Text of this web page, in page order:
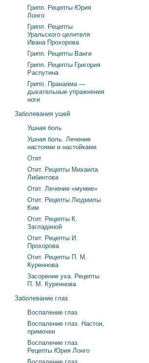
Грипп. Рецепты Юрия
Лонго
Грипп. Рецепты
Уральского целителя
Ивана Прохорова
Грипп. Рецепты Ванги
Грипп. Рецепты Григория
Распутина
Грипп. Пранаяма —
дыхательные упражнения
ноги
Заболевания ушей
Ушная боль
Ушная боль. Лечение
настоями и настойками
Отит
Отит. Рецепты Михаила
Либинтова
Отит. Лечение «мумие»
Отит. Рецепты Людмилы
Ким
Отит. Рецепты К.
Загладиной
Отит. Рецепты И.
Прохорова
Отит. Рецепты П. М.
Куреннова
Засорение уха. Рецепты
П. М. Куреннова
Заболевание глаз
Воспаление глаз
Воспаление глаз. Настои,
примочки
Воспаление глаз.
Рецепты Юрия Лонго